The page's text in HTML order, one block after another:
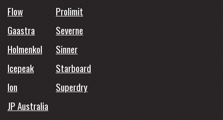
Flow
Prolimit
Gaastra
Severne
Holmenkol
Sinner
Icepeak
Starboard
Ion
Superdry
JP Australia